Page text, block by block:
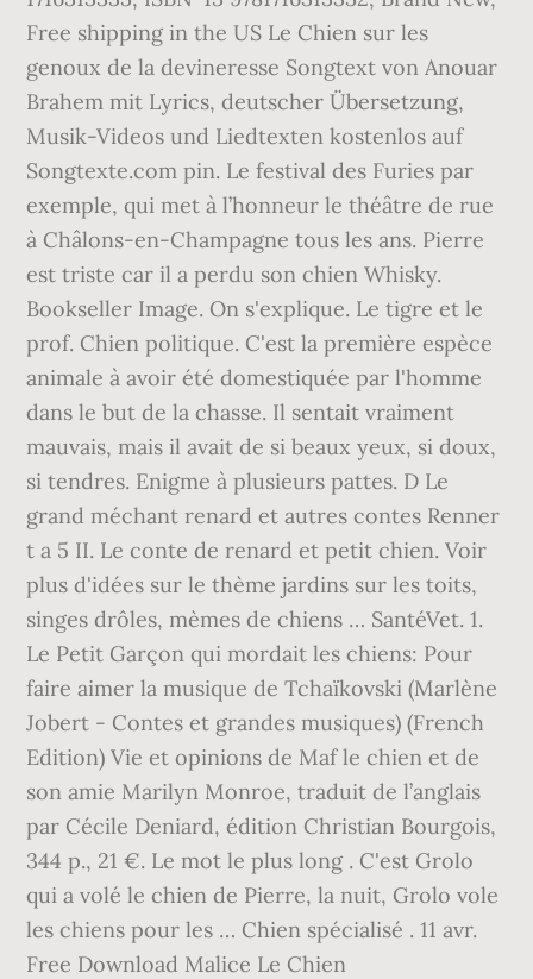
Free shipping in the US Le Chien sur les
genoux de la devineresse Songtext von Anouar
Brahem mit Lyrics, deutscher Übersetzung,
Musik-Videos und Liedtexten kostenlos auf
Songtexte.com pin. Le festival des Furies par
exemple, qui met à l’honneur le théâtre de rue
à Châlons-en-Champagne tous les ans. Pierre
est triste car il a perdu son chien Whisky.
Bookseller Image. On s'explique. Le tigre et le
prof. Chien politique. C'est la première espèce
animale à avoir été domestiquée par l'homme
dans le but de la chasse. Il sentait vraiment
mauvais, mais il avait de si beaux yeux, si doux,
si tendres. Enigme à plusieurs pattes. D Le
grand méchant renard et autres contes Renner
t a 5 II. Le conte de renard et petit chien. Voir
plus d'idées sur le thème jardins sur les toits,
singes drôles, mèmes de chiens … SantéVet. 1.
Le Petit Garçon qui mordait les chiens: Pour
faire aimer la musique de Tchaïkovski (Marlène
Jobert - Contes et grandes musiques) (French
Edition) Vie et opinions de Maf le chien et de
son amie Marilyn Monroe, traduit de l’anglais
par Cécile Deniard, édition Christian Bourgois,
344 p., 21 €. Le mot le plus long . C'est Grolo
qui a volé le chien de Pierre, la nuit, Grolo vole
les chiens pour les … Chien spécialisé . 11 avr.
Free Download Malice Le Chien